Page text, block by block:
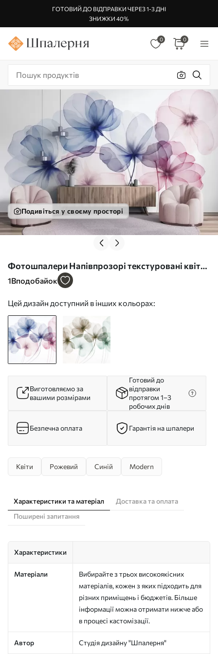
ГОТОВИЙ ДО ВІДПРАВКИ ЧЕРЕЗ 1-3 ДНІ
ЗНИЖКИ 40%
0 0
Подивіться у своєму просторі
Фотошпалери Напівпрозорі текстуровані квіти
блакитного та рожевого кольорів на світлому
1Вподобайок
Цей дизайн доступний в інших кольорах:
Виготовляємо за
вашими розмірами
Готовий до
відправки
протягом 1–3
робочих днів
Безпечна оплата Гарантія на шпалери
Квіти Рожевий Синій Modern
Характеристики та матеріал
Доставка та оплата
Поширені запитання
Характеристики
Матеріали
Вибирайте з трьох високоякісних
матеріалів, кожен з яких підходить для
різних приміщень і бюджетів. Більше
інформації можна отримати нижче або
в процесі кастомізації.
Автор Студія дизайну "Шпалерня"